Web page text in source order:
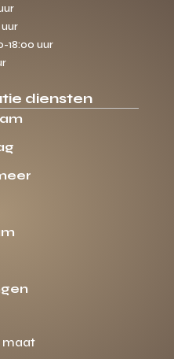
uur
18:00 uur
diensten
maat